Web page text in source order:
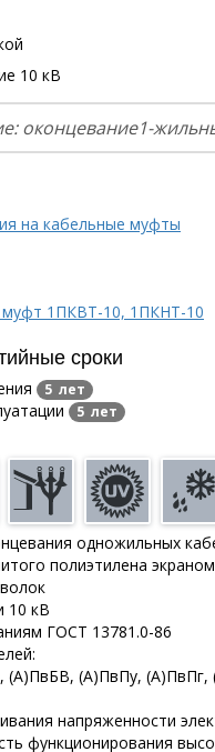
10 кВ
оконцевание1-
на кабельные муфты
муфт 1ПКВТ-10, 1ПКНТ-10
сроки
5 лет
5 лет
одножильных
полиэтилена
10 кВ
ГОСТ 13781.0-86
(А)ПвПу, (А)ПвПг,
напряженности
функционирования